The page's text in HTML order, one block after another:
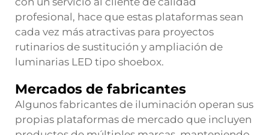
profesional, hace que estas plataformas sean
cada vez más atractivas para proyectos
rutinarios de sustitución y ampliación de
luminarias LED tipo shoebox.
Mercados de fabricantes
Algunos fabricantes de iluminación operan sus
propias plataformas de mercado que incluyen